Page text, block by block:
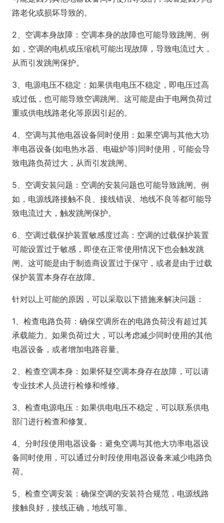
路老化或损坏导致的。
2、空调本身故障：空调本身的故障也可能导致跳闸。例
如，空调的电机或压缩机可能出现故障，导致电流过大，
从而引发跳闸保护。
3、电源电压不稳定：如果供电电压不稳定，即电压过高
或过低，也可能导致空调跳闸。这可能是由于电网负荷过
重或供电线路老化等原因引起的。
4、空调与其他电器设备同时使用：如果空调与其他大功
率电器设备(如电热水器、电磁炉等)同时使用，可能会导
致电路负荷过大，从而引发跳闸。
5、空调安装问题：空调的安装问题也可能导致跳闸。例
如，电源线路接触不良、接线错误、地线不良等都可能导
致电流过大，触发跳闸保护。
6、空调过载保护装置敏感度过高：空调的过载保护装置
可能设置过于敏感，即使在正常使用情况下也会触发跳
闸。这可能是由于制造商设置过于保守，或者是由于过载
保护装置本身存在故障。
针对以上可能的原因，可以采取以下措施来解决问题：
1、检查电路负荷：确保空调所在的电路负荷没有超过其
承载能力。如果负荷过大，可以考虑减少同时使用的其他
电器设备，或者增加电路容量。
2、检查空调本身：如果怀疑空调本身存在故障，可以请
专业技术人员进行检修和维修。
3、检查电源电压：如果供电电压不稳定，可以联系供电
部门进行检查和修复。
4、分时段使用电器设备：避免空调与其他大功率电器设
备同时使用，可以通过分时段使用电器设备来减少电路负
荷。
5、检查空调安装：确保空调的安装符合规范，电源线路
接触良好，接线正确，地线可靠。